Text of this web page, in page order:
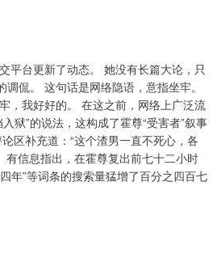
平台更新了动态。 她没有长篇大论，只
调侃。 这句话是网络隐语，意指坐牢。
，我好好的。 在这之前，网络上广泛流
狱”的说法，这构成了霍尊“受害者”叙事
区补充道：“这个渣男一直不死心，各
有信息指出，在霍尊复出前七十二小时
年”等词条的搜索量猛增了百分之四百七